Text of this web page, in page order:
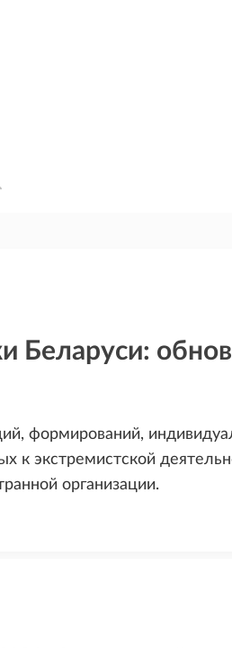
Беларуси:
формирований,
к экстремистской
организации.